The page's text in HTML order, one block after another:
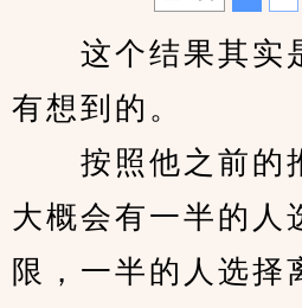
这个结果其实
有想到的。
按照他之前的
大概会有一半的人
限，一半的人选择